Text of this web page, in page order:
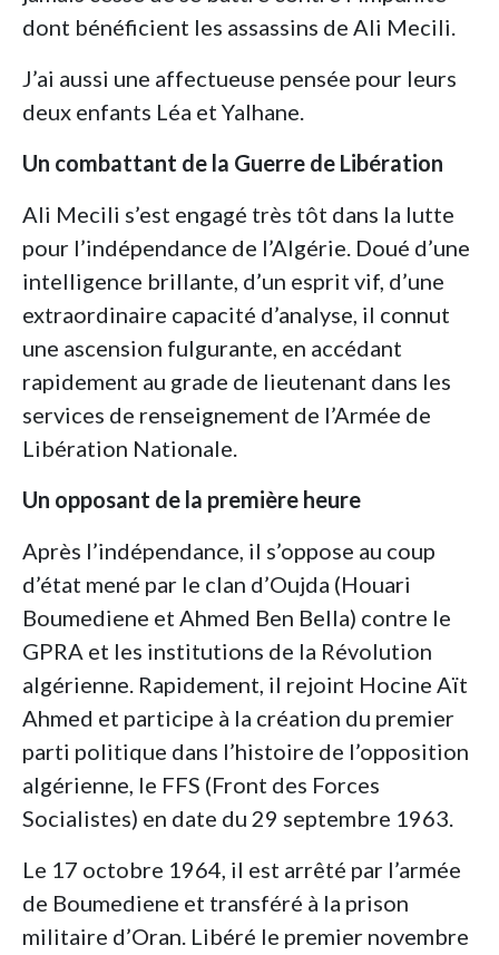
dont bénéficient les assassins de Ali Mecili.
J’ai aussi une affectueuse pensée pour leurs
deux enfants Léa et Yalhane.
Un combattant de la Guerre de Libération
Ali Mecili s’est engagé très tôt dans la lutte
pour l’indépendance de l’Algérie. Doué d’une
intelligence brillante, d’un esprit vif, d’une
extraordinaire capacité d’analyse, il connut
une ascension fulgurante, en accédant
rapidement au grade de lieutenant dans les
services de renseignement de l’Armée de
Libération Nationale.
Un opposant de la première heure
Après l’indépendance, il s’oppose au coup
d’état mené par le clan d’Oujda (Houari
Boumediene et Ahmed Ben Bella) contre le
GPRA et les institutions de la Révolution
algérienne. Rapidement, il rejoint Hocine Aït
Ahmed et participe à la création du premier
parti politique dans l’histoire de l’opposition
algérienne, le FFS (Front des Forces
Socialistes) en date du 29 septembre 1963.
Le 17 octobre 1964, il est arrêté par l’armée
de Boumediene et transféré à la prison
militaire d’Oran. Libéré le premier novembre